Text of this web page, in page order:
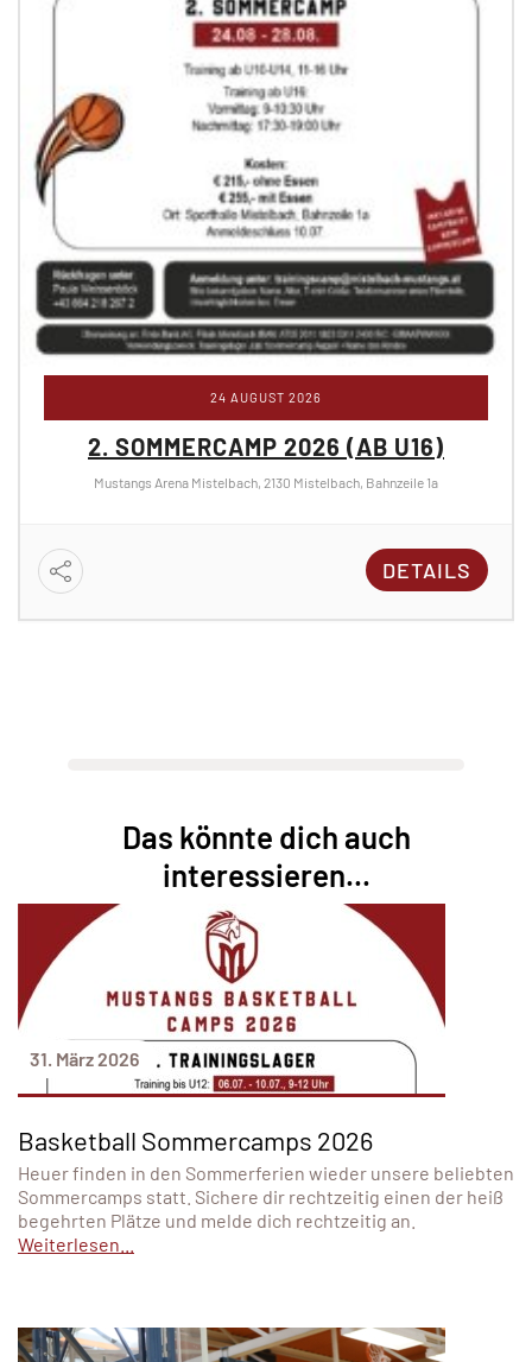
24 AUGUST 2026
2. SOMMERCAMP 2026 (AB U16)
Mustangs Arena Mistelbach, 2130 Mistelbach, Bahnzeile 1a
DETAILS
Das könnte dich auch
interessieren...
31. März 2026
Basketball Sommercamps 2026
Heuer finden in den Sommerferien wieder unsere beliebten
Sommercamps statt. Sichere dir rechtzeitig einen der heiß
begehrten Plätze und melde dich rechtzeitig an.
Weiterlesen...